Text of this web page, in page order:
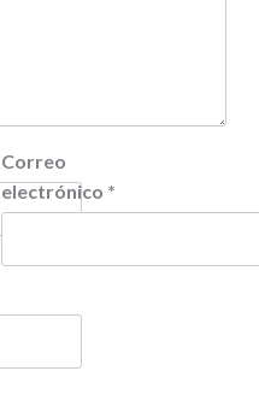
Correo
electrónico *